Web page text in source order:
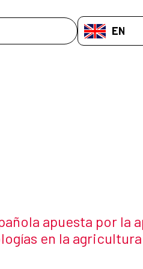
EN-GB
apuesta por la
en la agricultura
news item